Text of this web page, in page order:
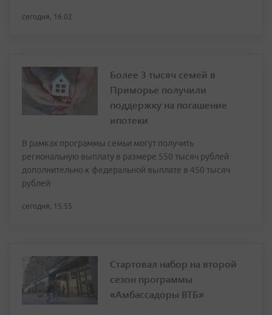
сегодня, 16:02
Более 3 тысяч семей в
Приморье получили
поддержку на погашение
ипотеки
В рамках программы семьи могут получить
региональную выплату в размере 550 тысяч рублей
дополнительно к федеральной выплате в 450 тысяч
рублей
сегодня, 15:55
Стартовал набор на второй
сезон программы
«Амбассадоры ВТБ»